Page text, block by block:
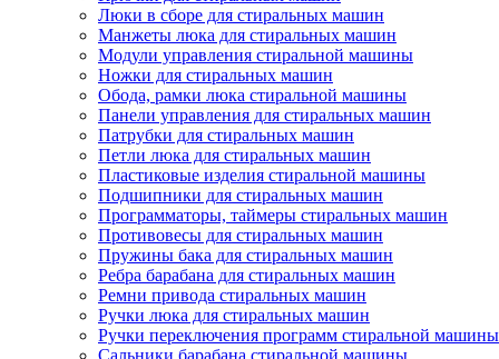
Люки в сборе для стиральных машин
Манжеты люка для стиральных машин
Модули управления стиральной машины
Ножки для стиральных машин
Обода, рамки люка стиральной машины
Панели управления для стиральных машин
Патрубки для стиральных машин
Петли люка для стиральных машин
Пластиковые изделия стиральной машины
Подшипники для стиральных машин
Программаторы, таймеры стиральных машин
Противовесы для стиральных машин
Пружины бака для стиральных машин
Ребра барабана для стиральных машин
Ремни привода стиральных машин
Ручки люка для стиральных машин
Ручки переключения программ стиральной машины
Сальники барабана стиральной машины